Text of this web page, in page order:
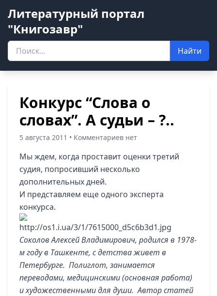
Литературный портал
"Книгозавр"
Найти
Конкурс “Слова о
словах”. А судьи – ?..
5 августа 2011 • Комментариев нет
Мы ждем, когда проставит оценки третий
судия, попросивший несколько
дополнительных дней.
И представляем еще одного эксперта
конкурса.
Соколов Алексей Владимирович, родился в 1978-
м году в Ташкенте, с детства живет в
Петербурге. Полиглот, занимается
переводами, медицинскими (основная работа)
и художественными для души. Автор статей